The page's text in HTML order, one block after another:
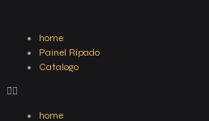
home
Painel Ripado
Catalogo
home